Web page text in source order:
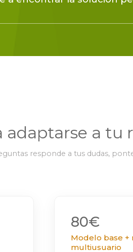
adaptarse a tu
responde a tus dudas,
80€
Modelo base +
multiusuario